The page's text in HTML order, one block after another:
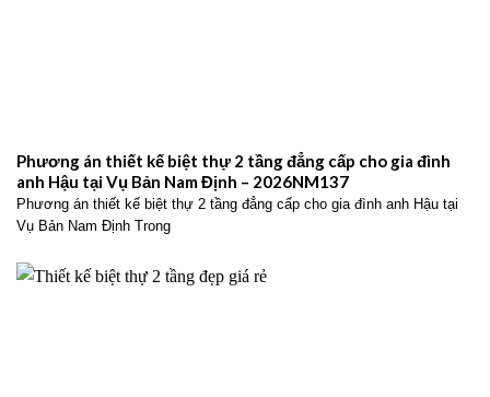
Phương án thiết kế biệt thự 2 tầng đẳng cấp cho gia đình
anh Hậu tại Vụ Bản Nam Định – 2026NM137
Phương án thiết kế biệt thự 2 tầng đẳng cấp cho gia đình anh Hậu tại
Vụ Bản Nam Định Trong